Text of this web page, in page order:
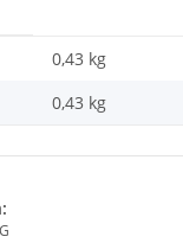
0,43 kg
0,43 kg